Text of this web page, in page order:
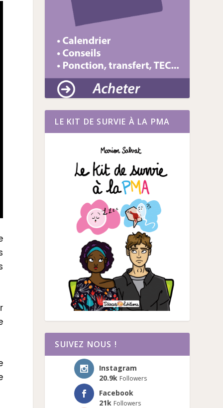
LE KIT DE SURVIE À LA PMA
SUIVEZ NOUS !
Instagram
20.9k Followers
Facebook
21k Followers